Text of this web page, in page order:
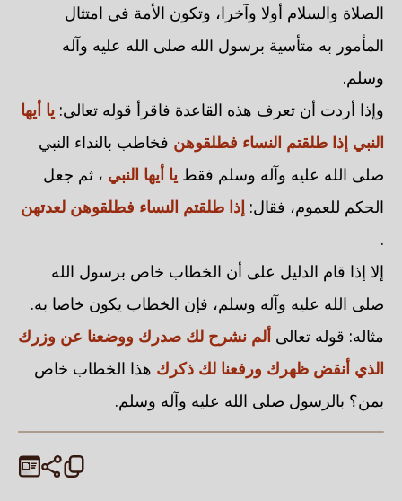
الصلاة والسلام أولا وآخرا، وتكون الأمة في امتثال
المأمور به متأسية برسول الله صلى الله عليه وآله
وسلم.
وإذا أردت أن تعرف هذه القاعدة فاقرأ قوله تعالى: يا أيها
النبي إذا طلقتم النساء فطلقوهن فخاطب بالنداء النبي
صلى الله عليه وآله وسلم فقط يا أيها النبي ، ثم جعل
الحكم للعموم، فقال: إذا طلقتم النساء فطلقوهن لعدتهن
.
إلا إذا قام الدليل على أن الخطاب خاص برسول الله
صلى الله عليه وآله وسلم، فإن الخطاب يكون خاصا به.
مثاله: قوله تعالى ألم نشرح لك صدرك ووضعنا عن وزرك
الذي أنقض ظهرك ورفعنا لك ذكرك هذا الخطاب خاص
بمن؟ بالرسول صلى الله عليه وآله وسلم.